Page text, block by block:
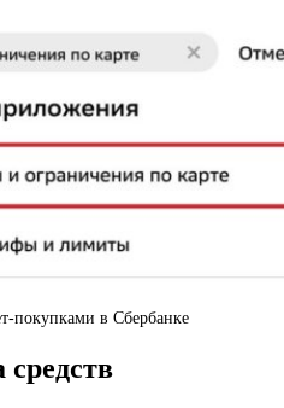
покупками в Сбербанке
средств